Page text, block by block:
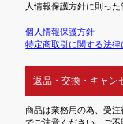
人情報保護方針に則った
個人情報保護方針
特定商取引に関する法
返品・交換・キャン
商品は業務用の為、受